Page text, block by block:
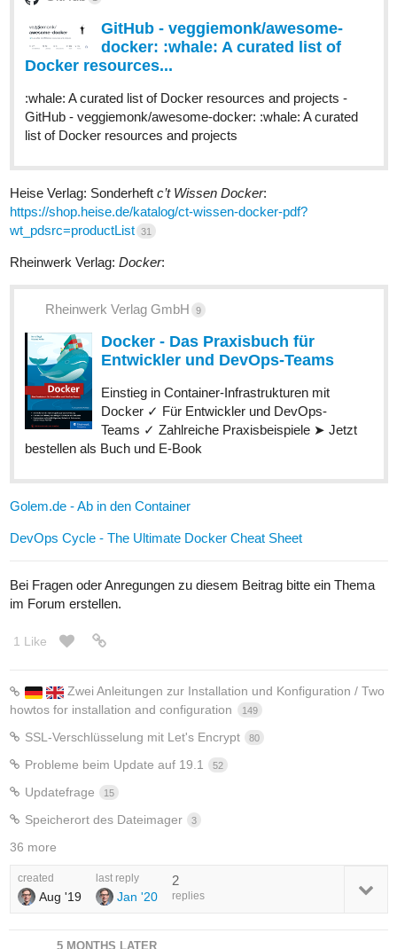
GitHub - veggiemonk/awesome-
docker: :whale: A curated list of
Docker resources...
:whale: A curated list of Docker resources and projects -
GitHub - veggiemonk/awesome-docker: :whale: A curated
list of Docker resources and projects
Heise Verlag: Sonderheft c’t Wissen Docker:
https://shop.heise.de/katalog/ct-wissen-docker-pdf?
wt_pdsrc=productList 31
Rheinwerk Verlag: Docker:
Rheinwerk Verlag GmbH 9
Docker - Das Praxisbuch für
Entwickler und DevOps-Teams
Einstieg in Container-Infrastrukturen mit
Docker ✓ Für Entwickler und DevOps-
Teams ✓ Zahlreiche Praxisbeispiele ➤ Jetzt
bestellen als Buch und E-Book
Golem.de - Ab in den Container
DevOps Cycle - The Ultimate Docker Cheat Sheet
Bei Fragen oder Anregungen zu diesem Beitrag bitte ein Thema
im Forum erstellen.
1 Like
Zwei Anleitungen zur Installation und Konfiguration / Two
howtos for installation and configuration
149
SSL-Verschlüsselung mit Let's Encrypt 80
Probleme beim Update auf 19.1 52
Updatefrage 15
Speicherort des Dateimager 3
36 more
created
Aug '19
last reply
Jan '20
2
replies
5 MONTHS LATER